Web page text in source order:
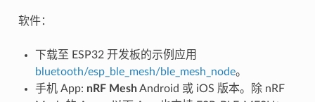
软件：
下载至 ESP32 开发板的示例应用
bluetooth/esp_ble_mesh/ble_mesh_node。
手机 App: nRF MeshAndroid 或 iOS 版本。除 nRF